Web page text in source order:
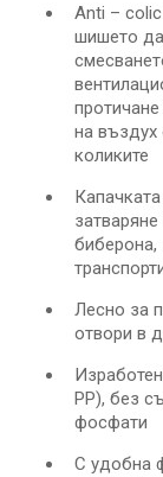
Anti –
шишето да
на въздух
коликите
биберона,
Лесно за
отвори в
PP), без
фосфати
С удобна